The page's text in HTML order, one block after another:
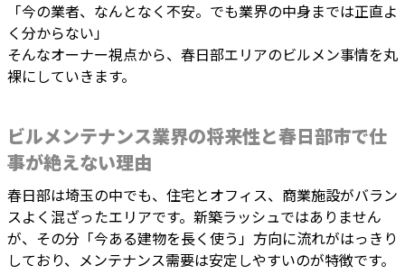
「今の業者、なんとなく不安。でも業界の中身までは正直よ
く分からない」
そんなオーナー視点から、春日部エリアのビルメン事情を丸
裸にしていきます。
ビルメンテナンス業界の将来性と春日部市で仕
事が絶えない理由
春日部は埼玉の中でも、住宅とオフィス、商業施設がバラン
スよく混ざったエリアです。新築ラッシュではありません
が、その分「今ある建物を長く使う」方向に流れがはっきり
しており、メンテナンス需要は安定しやすいのが特徴です。